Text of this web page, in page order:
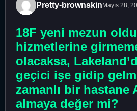
Pretty-brownskin Mayıs 28,
18F yeni mezun
hizmetlerine
olacaksa,
geçici işe gidip
zamanlı bir hastane
almaya değer mi?